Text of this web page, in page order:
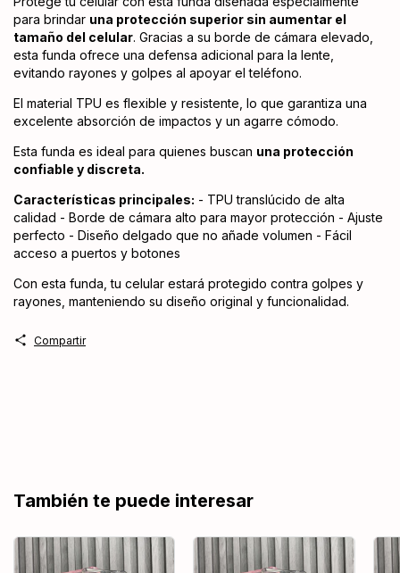
para brindar una protección superior sin aumentar el
tamaño del celular. Gracias a su borde de cámara elevado,
esta funda ofrece una defensa adicional para la lente,
evitando rayones y golpes al apoyar el teléfono.
El material TPU es flexible y resistente, lo que garantiza una
excelente absorción de impactos y un agarre cómodo.
Esta funda es ideal para quienes buscan una protección
confiable y discreta.
Características principales: - TPU translúcido de alta
calidad - Borde de cámara alto para mayor protección - Ajuste
perfecto - Diseño delgado que no añade volumen - Fácil
acceso a puertos y botones
Con esta funda, tu celular estará protegido contra golpes y
rayones, manteniendo su diseño original y funcionalidad.
Compartir
También te puede interesar